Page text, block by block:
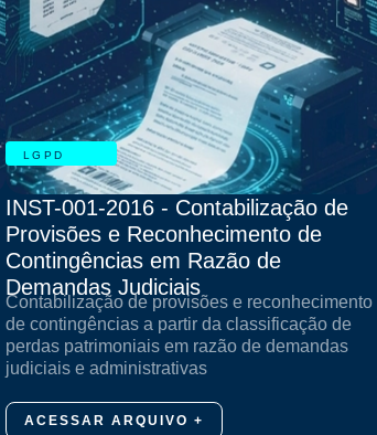
LGPD
INST-001-2016 - Contabilização de
Provisões e Reconhecimento de
Contingências em Razão de
Demandas Judiciais
Contabilização de provisões e reconhecimento
de contingências a partir da classificação de
perdas patrimoniais em razão de demandas
judiciais e administrativas
ACESSAR ARQUIVO +